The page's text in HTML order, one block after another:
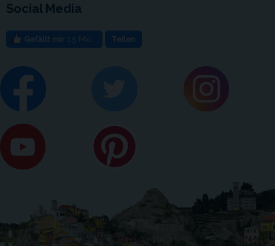
Social Media